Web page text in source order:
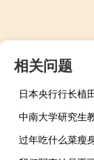
相关问题
过年吃什么菜瘦